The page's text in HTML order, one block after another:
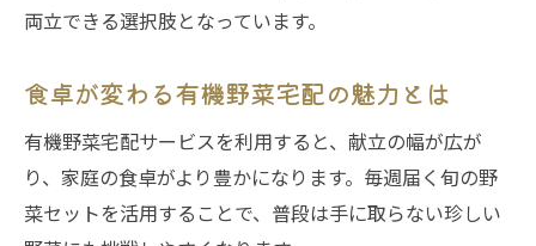
両立できる選択肢となっています。
食卓が変わる有機野菜宅配の魅力とは
有機野菜宅配サービスを利用すると、献立の幅が広が
り、家庭の食卓がより豊かになります。毎週届く旬の野
菜セットを活用することで、普段は手に取らない珍しい